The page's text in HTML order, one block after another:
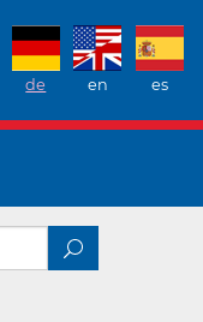
de en es